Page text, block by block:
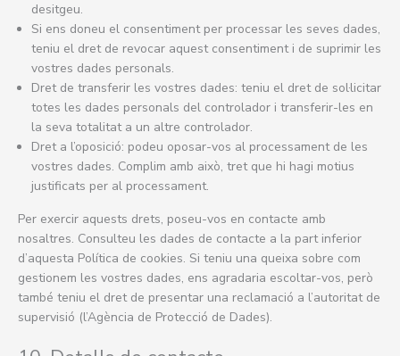
desitgeu.
Si ens doneu el consentiment per processar les seves dades,
teniu el dret de revocar aquest consentiment i de suprimir les
vostres dades personals.
Dret de transferir les vostres dades: teniu el dret de sol·licitar
totes les dades personals del controlador i transferir-les en
la seva totalitat a un altre controlador.
Dret a l’oposició: podeu oposar-vos al processament de les
vostres dades. Complim amb això, tret que hi hagi motius
justificats per al processament.
Per exercir aquests drets, poseu-vos en contacte amb
nosaltres. Consulteu les dades de contacte a la part inferior
d’aquesta Política de cookies. Si teniu una queixa sobre com
gestionem les vostres dades, ens agradaria escoltar-vos, però
també teniu el dret de presentar una reclamació a l’autoritat de
supervisió (l’Agència de Protecció de Dades).